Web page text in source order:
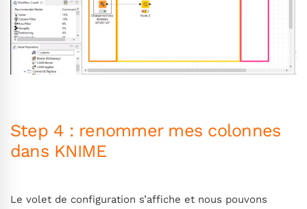
Step 4 : renommer mes colonnes
dans KNIME
Le volet de configuration s’affiche et nous pouvons